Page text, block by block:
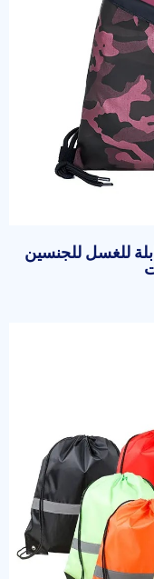
للغسل للجنسين